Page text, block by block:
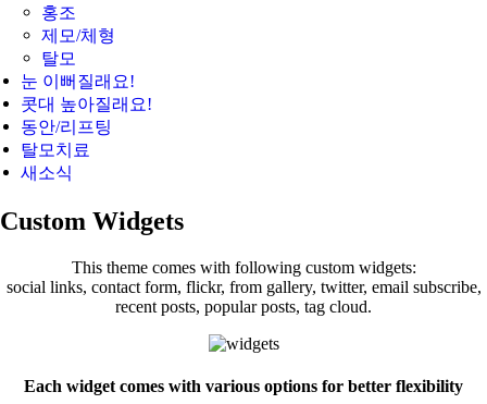
홍조
제모/체형
탈모
눈 이뻐질래요!
콧대 높아질래요!
동안/리프팅
탈모치료
새소식
Custom Widgets
This theme comes with following custom widgets:
social links, contact form, flickr, from gallery, twitter, email subscribe,
recent posts, popular posts, tag cloud.
Each widget comes with various options for better flexibility